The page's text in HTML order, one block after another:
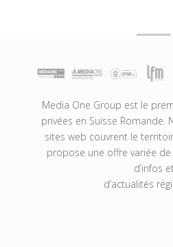
Media One Group est le
privées en Suisse Romande.
sites web couvrent le
propose une offre variée
d’infos et
d’actualités